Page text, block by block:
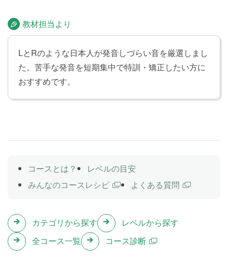
教材担当より
LとRのような日本人が発音しづらい音を厳選しまし
た。苦手な発音を短期集中で特訓・矯正したい方に
おすすめです。
コースとは？
レベルの目安
みんなのコースレシピ
よくある質問
カテゴリから探す
レベルから探す
全コース一覧
コース診断